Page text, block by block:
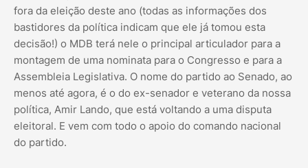
fora da eleição deste ano (todas as informações dos
bastidores da política indicam que ele já tomou esta
decisão!) o MDB terá nele o principal articulador para a
montagem de uma nominata para o Congresso e para a
Assembleia Legislativa. O nome do partido ao Senado, ao
menos até agora, é o do ex-senador e veterano da nossa
política, Amir Lando, que está voltando a uma disputa
eleitoral. E vem com todo o apoio do comando nacional
do partido.